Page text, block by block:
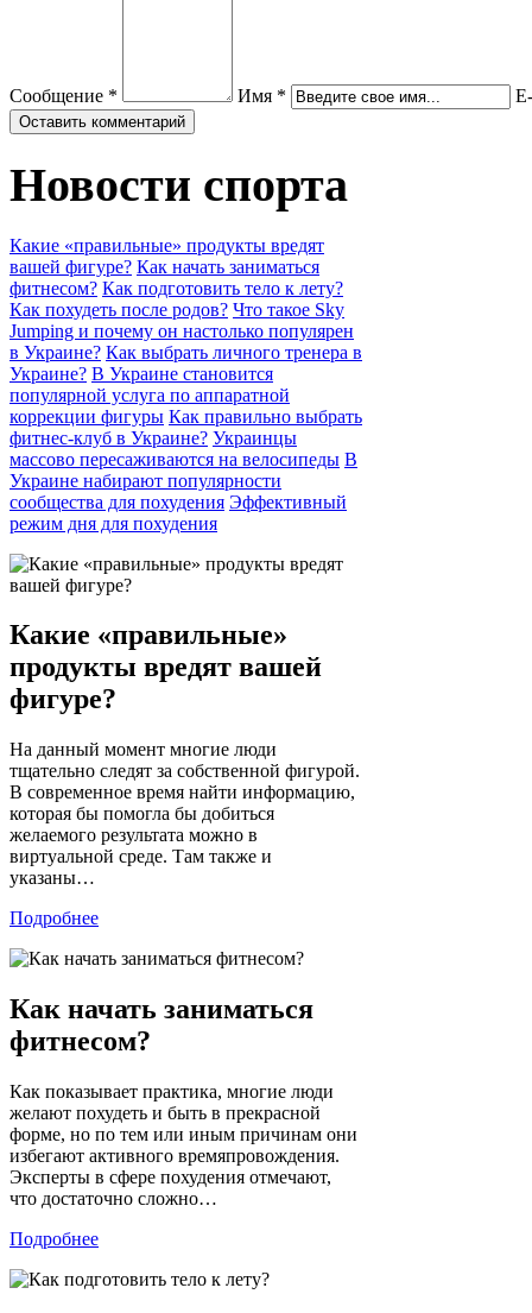
Сообщение * Имя *
Новости спорта
Какие «правильные» продукты вредят
вашей фигуре? Как начать заниматься
фитнесом? Как подготовить тело к лету?
Как похудеть после родов? Что такое Sky
Jumping и почему он настолько популярен
в Украине? Как выбрать личного тренера в
Украине? В Украине становится
популярной услуга по аппаратной
коррекции фигуры Как правильно выбрать
фитнес-клуб в Украине? Украинцы
массово пересаживаются на велосипеды В
Украине набирают популярности
сообщества для похудения Эффективный
режим дня для похудения
Какие «правильные»
продукты вредят вашей
фигуре?
На данный момент многие люди
тщательно следят за собственной фигурой.
В современное время найти информацию,
которая бы помогла бы добиться
желаемого результата можно в
виртуальной среде. Там также и
указаны…
Подробнее
Как начать заниматься
фитнесом?
Как показывает практика, многие люди
желают похудеть и быть в прекрасной
форме, но по тем или иным причинам они
избегают активного времяпровождения.
Эксперты в сфере похудения отмечают,
что достаточно сложно…
Подробнее